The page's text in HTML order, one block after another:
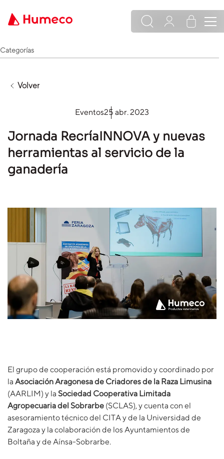
Categorías
Volver
Eventos25 abr. 2023
Jornada RecríaINNOVA y nuevas
herramientas al servicio de la
ganadería
El grupo de cooperación está promovido y coordinado por
la Asociación Aragonesa de Criadores de la Raza Limusina
(AARLIM) y la Sociedad Cooperativa Limitada
Agropecuaria del Sobrarbe (SCLAS), y cuenta con el
asesoramiento técnico del CITA y de la Universidad de
Zaragoza y la colaboración de los Ayuntamientos de
Boltaña y de Aínsa-Sobrarbe.